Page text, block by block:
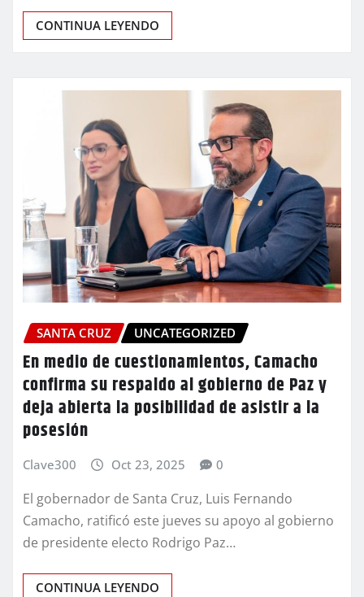
CONTINUA LEYENDO
SANTA CRUZ UNCATEGORIZED
En medio de cuestionamientos, Camacho
confirma su respaldo al gobierno de Paz y
deja abierta la posibilidad de asistir a la
posesión
Clave300 Oct 23, 2025 0
El gobernador de Santa Cruz, Luis Fernando
Camacho, ratificó este jueves su apoyo al gobierno
de presidente electo Rodrigo Paz…
CONTINUA LEYENDO